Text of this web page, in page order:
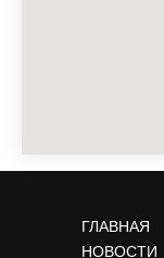
ГЛАВНАЯ
НОВОСТИ